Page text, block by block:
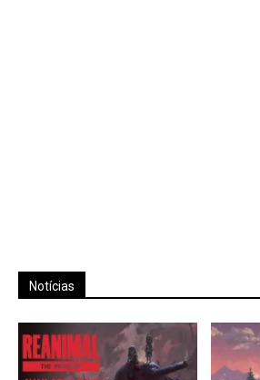
Notícias